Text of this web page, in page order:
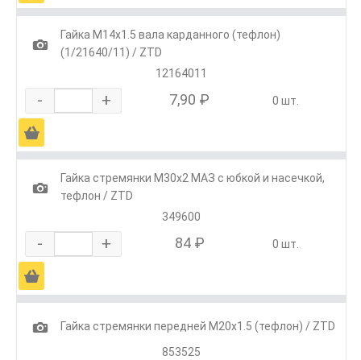
1
Гайка М14х1.5 вала карданного (тефлон)
(1/21640/11) / ZTD
12164011
- + 7,90 ₽ 0 шт.
Ä
1
Гайка стремянки М30х2 МАЗ с юбкой и насечкой,
тефлон / ZTD
349600
- + 84 ₽ 0 шт.
Ä
1
Гайка стремянки передней М20х1.5 (тефлон) / ZTD
853525